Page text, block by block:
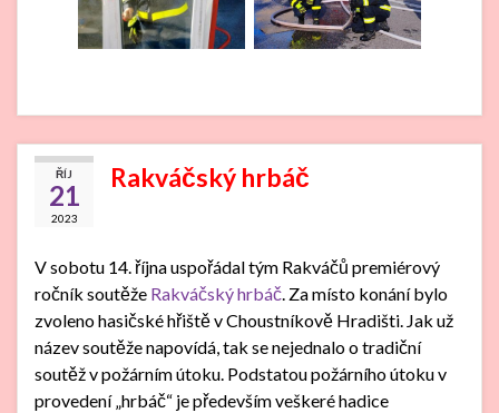
ŘÍJ
21
2023
Rakváčský hrbáč
V sobotu 14. října uspořádal tým Rakváčů premiérový
ročník soutěže Rakváčský hrbáč. Za místo konání bylo
zvoleno hasičské hřiště v Choustníkově Hradišti. Jak už
název soutěže napovídá, tak se nejednalo o tradiční
soutěž v požárním útoku. Podstatou požárního útoku v
provedení „hrbáč“ je především veškeré hadice